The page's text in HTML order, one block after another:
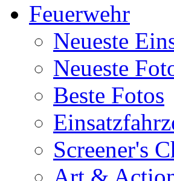
Feuerwehr
Neueste
Neueste
Beste Fotos
Screener's